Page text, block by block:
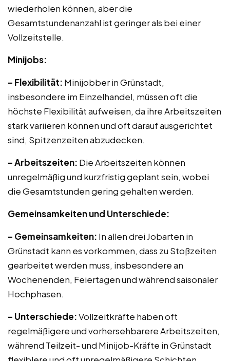
wiederholen können, aber die
Gesamtstundenanzahl ist geringer als bei einer
Vollzeitstelle.
Minijobs:
– Flexibilität: Minijobber in Grünstadt,
insbesondere im Einzelhandel, müssen oft die
höchste Flexibilität aufweisen, da ihre Arbeitszeiten
stark variieren können und oft darauf ausgerichtet
sind, Spitzenzeiten abzudecken.
– Arbeitszeiten: Die Arbeitszeiten können
unregelmäßig und kurzfristig geplant sein, wobei
die Gesamtstunden gering gehalten werden.
Gemeinsamkeiten und Unterschiede:
– Gemeinsamkeiten: In allen drei Jobarten in
Grünstadt kann es vorkommen, dass zu Stoßzeiten
gearbeitet werden muss, insbesondere an
Wochenenden, Feiertagen und während saisonaler
Hochphasen.
– Unterschiede:Vollzeitkräfte haben oft
regelmäßigere und vorhersehbarere Arbeitszeiten,
während Teilzeit- und Minijob-Kräfte in Grünstadt